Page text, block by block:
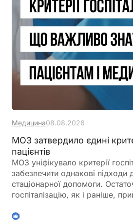
Медицина08.08.2026
МОЗ затвердило єдині
пацієнтів
МОЗ уніфікувало критерії
забезпечити однакові підходи
стаціонарної допомоги.
госпіталізацію, як і раніше,
3